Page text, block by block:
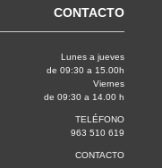
CONTACTO
Lunes a jueves
de 09:30 a 15.00h
Viernes
de 09:30 a 14.00 h
TELÉFONO
963 510 619
CONTACTO